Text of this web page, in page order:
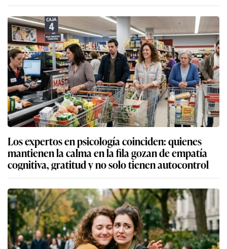
Los expertos en psicología coinciden: quienes
mantienen la calma en la fila gozan de empatía
cognitiva, gratitud y no solo tienen autocontrol